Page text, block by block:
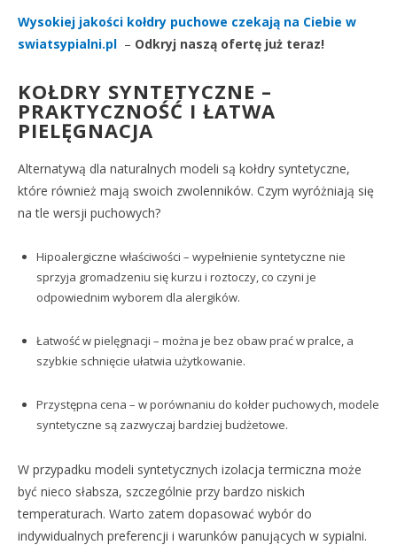
Wysokiej jakości kołdry puchowe czekają na Ciebie w
swiatsypialni.pl – Odkryj naszą ofertę już teraz!
KOŁDRY SYNTETYCZNE –
PRAKTYCZNOŚĆ I ŁATWA
PIELĘGNACJA
Alternatywą dla naturalnych modeli są kołdry syntetyczne,
które również mają swoich zwolenników. Czym wyróżniają się
na tle wersji puchowych?
Hipoalergiczne właściwości – wypełnienie syntetyczne nie
sprzyja gromadzeniu się kurzu i roztoczy, co czyni je
odpowiednim wyborem dla alergików.
Łatwość w pielęgnacji – można je bez obaw prać w pralce, a
szybkie schnięcie ułatwia użytkowanie.
Przystępna cena – w porównaniu do kołder puchowych, modele
syntetyczne są zazwyczaj bardziej budżetowe.
W przypadku modeli syntetycznych izolacja termiczna może
być nieco słabsza, szczególnie przy bardzo niskich
temperaturach. Warto zatem dopasować wybór do
indywidualnych preferencji i warunków panujących w sypialni.